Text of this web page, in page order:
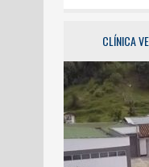
abuelos y
usando la
CLÍNICA